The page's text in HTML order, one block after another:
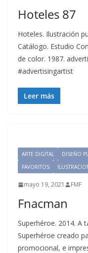
Hoteles 87
Hoteles. Ilustración
Catálogo. Estudio
de color. 1987.
#advertisingartist
Leer más
ARTE DIGITAL DISEÑO
FAVORITOS
mayo 19, 2021 FMF
Fnacman
Superhéroe. 2014. A
Superhéroe creado
promocional, e